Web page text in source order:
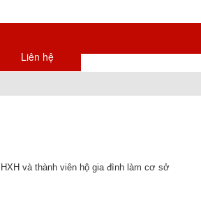
Liên hệ
và thành viên hộ gia đình làm cơ sở